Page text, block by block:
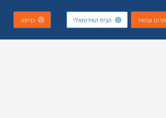
תרום עכשיו הבית הווירטואלי כניסה